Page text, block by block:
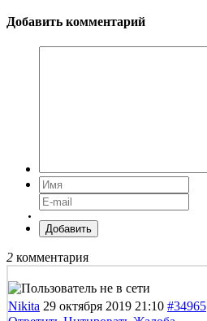
Добавить комментарий
Добавить
2 комментария
Nikita 29 октября 2019 21:10 #34965